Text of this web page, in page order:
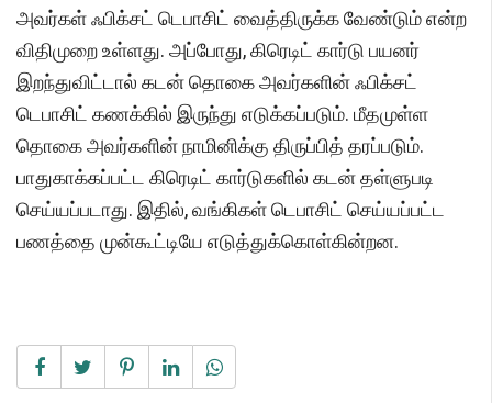
அவர்கள் ஃபிக்சட் டெபாசிட் வைத்திருக்க வேண்டும் என்ற
விதிமுறை உள்ளது. அப்போது, கிரெடிட் கார்டு பயனர்
இறந்துவிட்டால் கடன் தொகை அவர்களின் ஃபிக்சட்
டெபாசிட் கணக்கில் இருந்து எடுக்கப்படும். மீதமுள்ள
தொகை அவர்களின் நாமினிக்கு திருப்பித் தரப்படும்.
பாதுகாக்கப்பட்ட கிரெடிட் கார்டுகளில் கடன் தள்ளுபடி
செய்யப்படாது. இதில், வங்கிகள் டெபாசிட் செய்யப்பட்ட
பணத்தை முன்கூட்டியே எடுத்துக்கொள்கின்றன.